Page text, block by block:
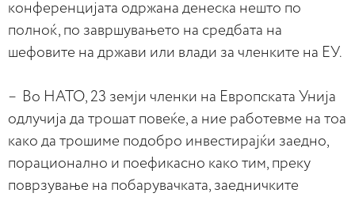
конференцијата одржана денеска нешто по
полноќ, по завршувањето на средбата на
шефовите на држави или влади за членките на ЕУ.
– Во НАТО, 23 земји членки на Европската Унија
одлучија да трошат повеќе, а ние работевме на тоа
како да трошиме подобро инвестирајќи заедно,
порационално и поефикасно како тим, преку
поврзување на побарувачката, заедничките